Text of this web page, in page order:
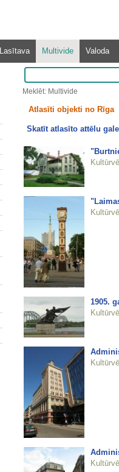
Lasītava Multivide Valoda
Meklēt: Multivide
Atlasīti objekti no Rīga
Skatīt atlasīto attēlu
1905.